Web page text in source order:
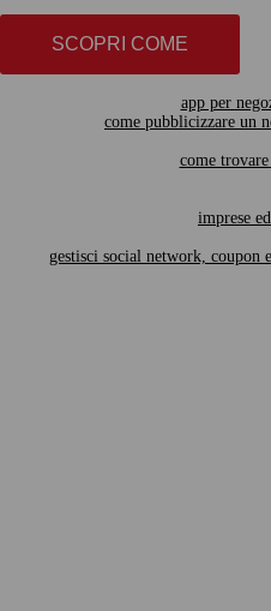
SCOPRI COME
app per
come pubblicizzare un
come
imprese
gestisci social network, coupon